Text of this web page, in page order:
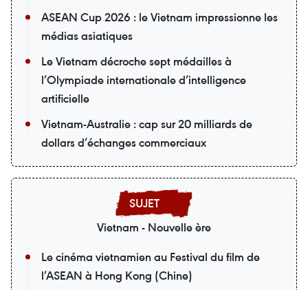
ASEAN Cup 2026 : le Vietnam impressionne les
médias asiatiques
Le Vietnam décroche sept médailles à
l’Olympiade internationale d’intelligence
artificielle
Vietnam-Australie : cap sur 20 milliards de
dollars d’échanges commerciaux
Vietnam - Nouvelle ère
Le cinéma vietnamien au Festival du film de
l’ASEAN à Hong Kong (Chine)